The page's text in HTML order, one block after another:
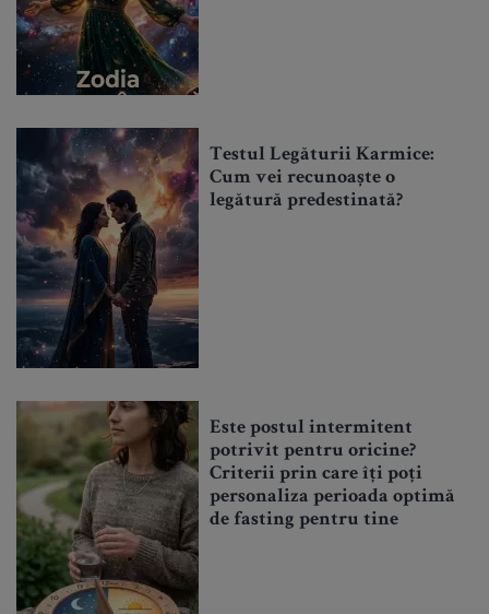
Testul Legăturii Karmice:
Cum vei recunoaște o
legătură predestinată?
Este postul intermitent
potrivit pentru oricine?
Criterii prin care îți poți
personaliza perioada optimă
de fasting pentru tine